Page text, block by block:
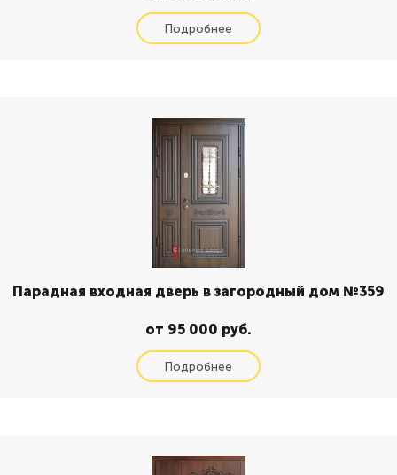
Парадная входная дверь в загородный дом №359
от 95 000 руб.